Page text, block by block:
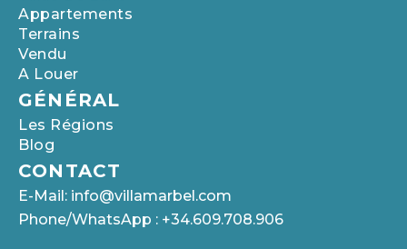
Appartements
Terrains
Vendu
A Louer
GÉNÉRAL
Les Régions
Blog
CONTACT
E-Mail: info@villamarbel.com
Phone/WhatsApp : +34.609.708.906